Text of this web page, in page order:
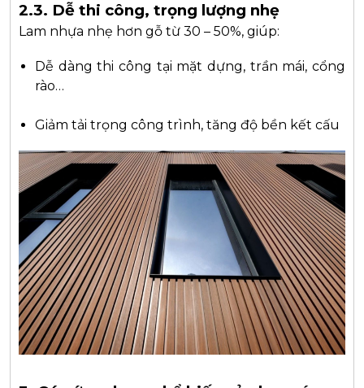
2.3. Dễ thi công, trọng lượng nhẹ
Lam nhựa nhẹ hơn gỗ từ 30 – 50%, giúp:
Dễ dàng thi công tại mặt dựng, trần mái, cổng
rào…
Giảm tải trọng công trình, tăng độ bền kết cấu